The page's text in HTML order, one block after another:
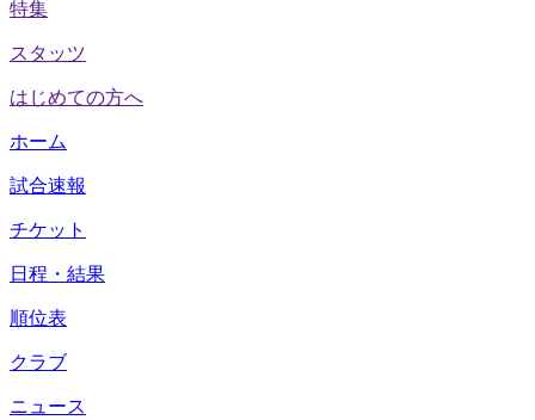
特集
スタッツ
はじめての方へ
ホーム
試合速報
チケット
日程・結果
順位表
クラブ
ニュース